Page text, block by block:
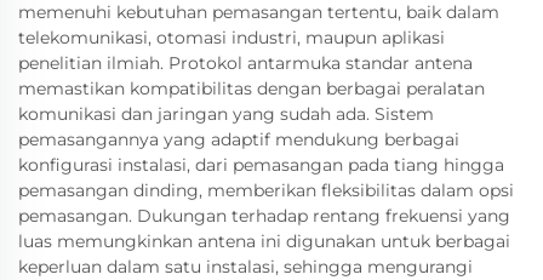
memenuhi kebutuhan pemasangan tertentu, baik dalam
telekomunikasi, otomasi industri, maupun aplikasi
penelitian ilmiah. Protokol antarmuka standar antena
memastikan kompatibilitas dengan berbagai peralatan
komunikasi dan jaringan yang sudah ada. Sistem
pemasangannya yang adaptif mendukung berbagai
konfigurasi instalasi, dari pemasangan pada tiang hingga
pemasangan dinding, memberikan fleksibilitas dalam opsi
pemasangan. Dukungan terhadap rentang frekuensi yang
luas memungkinkan antena ini digunakan untuk berbagai
keperluan dalam satu instalasi, sehingga mengurangi